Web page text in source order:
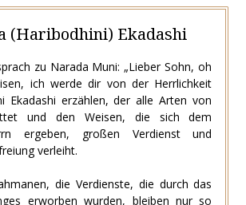
(Haribodhini) Ekadashi
zu Narada Muni: „Lieber Sohn, oh
ich werde dir von der Herrlichkeit
Ekadashi erzählen, der alle Arten von
und den Weisen, die sich dem
ergeben, großen Verdienst und
verleiht.
die Verdienste, die durch das
erworben wurden, bleiben nur so